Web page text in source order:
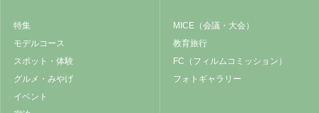
特集
モデルコース
スポット・体験
グルメ・みやげ
イベント
MICE（会議・大会）
教育旅行
FC（フィルムコミッション）
フォトギャラリー